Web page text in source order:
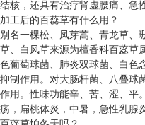
结核，还具有治疗肾虚腰痛、急
加工后的百蕊草有什么用？
别名一棵松、凤芽蒿、青龙草、
草、白风草来源为檀香科百蕊草
色葡萄球菌、肺炎双球菌、白色
抑制作用。对大肠杆菌、八叠球
作用。性味功能辛、苦、涩、平
疡，扁桃体炎，中暑，急性乳腺